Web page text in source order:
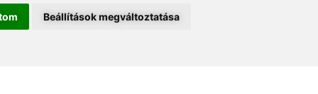
Beállítások megváltoztatása
sokan viszont
eltűnnek a piacról. A